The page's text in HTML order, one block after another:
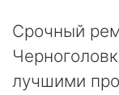
Срочный
лучшими